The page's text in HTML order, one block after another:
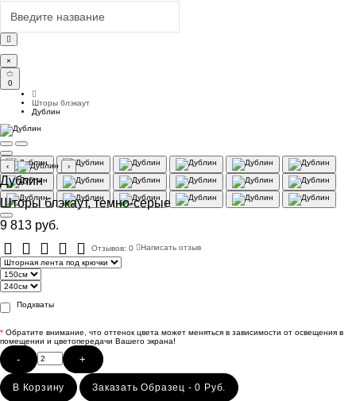
×
0
Шторы блэкаут
Дублин
‹ ›
Дублин
Шторы блэкаут, темно-серые
9 813 руб.
Отзывов: 0 Написать отзыв
Подхваты
* Обратите внимание, что оттенок цвета может меняться в зависимости от освещения в
помещении и цветопередачи Вашего экрана!
- +
В Корзину Заказать Образец - 0 Руб.